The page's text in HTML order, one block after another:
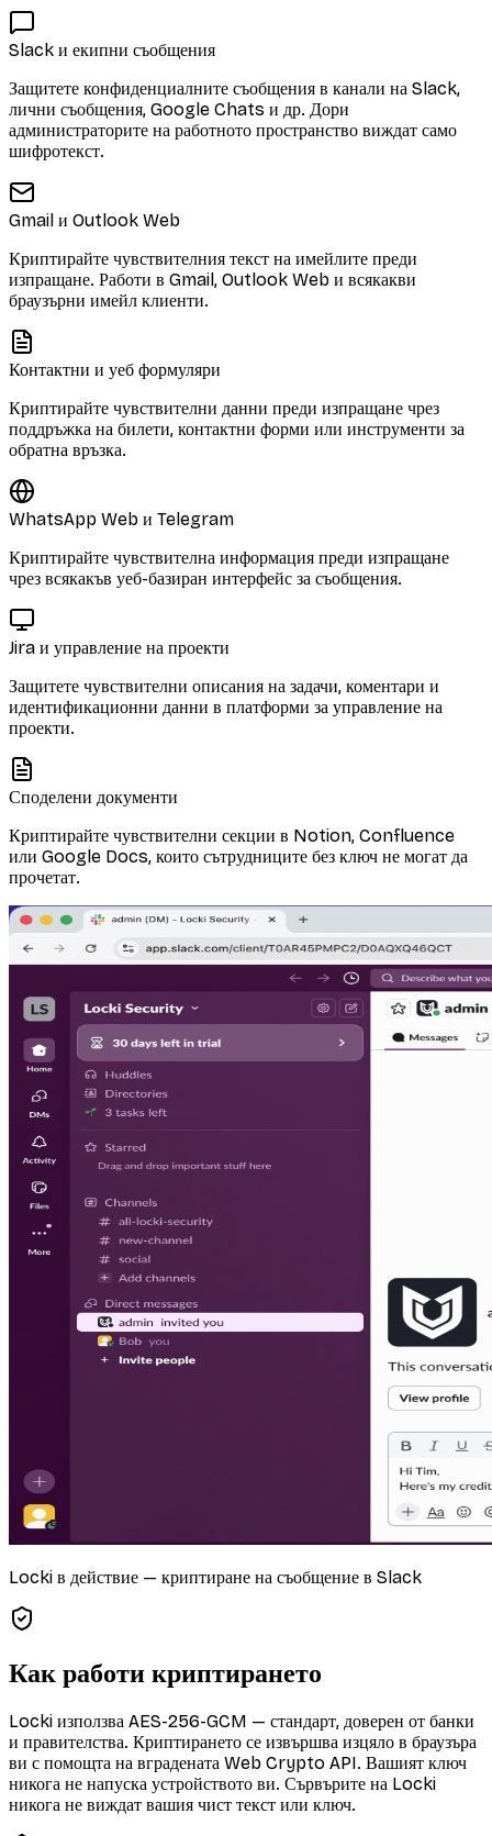
Slack и екипни съобщения
Защитете конфиденциалните съобщения в канали на Slack,
лични съобщения, Google Chats и др. Дори
администраторите на работното пространство виждат само
шифротекст.
Gmail и Outlook Web
Криптирайте чувствителния текст на имейлите преди
изпращане. Работи в Gmail, Outlook Web и всякакви
браузърни имейл клиенти.
Контактни и уеб формуляри
Криптирайте чувствителни данни преди изпращане чрез
поддръжка на билети, контактни форми или инструменти за
обратна връзка.
WhatsApp Web и Telegram
Криптирайте чувствителна информация преди изпращане
чрез всякакъв уеб-базиран интерфейс за съобщения.
Jira и управление на проекти
Защитете чувствителни описания на задачи, коментари и
идентификационни данни в платформи за управление на
проекти.
Споделени документи
Криптирайте чувствителни секции в Notion, Confluence
или Google Docs, които сътрудниците без ключ не могат да
прочетат.
Locki в действие — криптиране на съобщение в Slack
Как работи криптирането
Locki използва AES-256-GCM — стандарт, доверен от банки
и правителства. Криптирането се извършва изцяло в браузъра
ви с помощта на вградената Web Crypto API. Вашият ключ
никога не напуска устройството ви. Сървърите на Locki
никога не виждат вашия чист текст или ключ.